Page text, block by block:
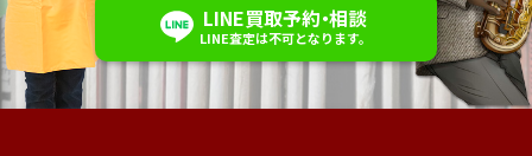
LINE買取予約・相談
LINE査定は不可となります。